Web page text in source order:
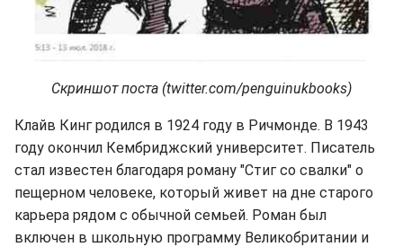
Скриншот поста (twitter.com/penguinukbooks)
Клайв Кинг родился в 1924 году в Ричмонде. В 1943
году окончил Кембриджский университет. Писатель
стал известен благодаря роману "Стиг со свалки" о
пещерном человеке, который живет на дне старого
карьера рядом с обычной семьей. Роман был
включен в школьную программу Великобритании и